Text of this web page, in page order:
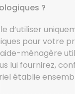
?
d’utiliser
pour votre
aide-ménagère
lui fournirez,
établie